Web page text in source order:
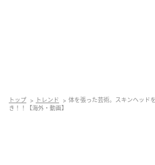
トップ トレンド
体を張った芸術。スキンヘッド
き！！【海外・動画】